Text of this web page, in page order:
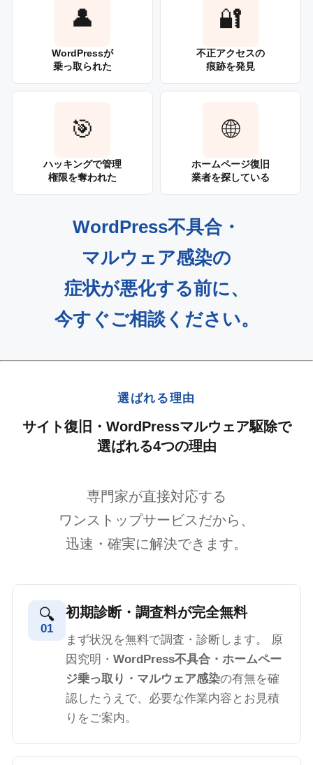
👤
WordPressが
乗っ取られた
🔐
不正アクセスの
痕跡を発見
🎯
ハッキングで管理
権限を奪われた
🌐
ホームページ復旧
業者を探している
WordPress不具合・
マルウェア感染の
症状が悪化する前に、
今すぐご相談ください。
選ばれる理由
サイト復旧・WordPressマルウェア駆除で
選ばれる4つの理由
専門家が直接対応する
ワンストップサービスだから、
迅速・確実に解決できます。
🔍
01
初期診断・調査料が完全無料
まず状況を無料で調査・診断します。 原
因究明・WordPress不具合・ホームペー
ジ乗っ取り・マルウェア感染の有無を確
認したうえで、必要な作業内容とお見積
りをご案内。